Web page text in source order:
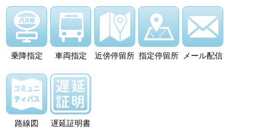
乗降指定 車両指定 近傍停留所 指定停留所 メール配信
路線図 遅延証明書